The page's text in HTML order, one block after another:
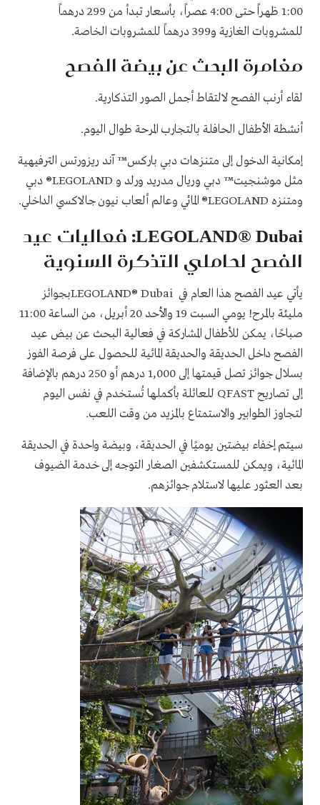
1:00 ظهراً حتى 4:00 عصراً، بأسعار تبدأ من 299 درهماً
للمشروبات الغازية و399 درهماً للمشروبات الخاصة.
مغامرة البحث عن بيضة الفصح
لقاء أرنب الفصح لالتقاط أجمل الصور التذكارية.
أنشطة الأطفال الحافلة بالتجارب المرحة طوال اليوم.
إمكانية الدخول إلى متنزهات دبي باركس™ آند ريزورتس الترفيهية
مثل موشنجيت™ دبي وريال مدريد ورلد و LEGOLAND® دبي
ومتنزه LEGOLAND® المائي وعالم ألعاب نيون جالاكسي الداخلي.
LEGOLAND® Dubai: فعاليات عيد
الفصح لحاملي التذكرة السنوية
يأتي عيد الفصح هذا العام في LEGOLAND® Dubaiبجوائز
مليئة بالمرح! يومي السبت 19 والأحد 20 أبريل، من الساعة 11:00
صباحًا، يمكن للأطفال المشاركة في فعالية البحث عن بيض عيد
الفصح داخل الحديقة والحديقة المائية للحصول على فرصة الفوز
بسلال جوائز تصل قيمتها إلى 1,000 درهم أو 250 درهم بالإضافة
إلى تصاريح QFAST للعائلة بأكملها تُستخدم في نفس اليوم
لتجاوز الطوابير والاستمتاع بالمزيد من وقت اللعب.
سيتم إخفاء بيضتين يوميًا في الحديقة، وبيضة واحدة في الحديقة
المائية، ويمكن للمستكشفين الصغار التوجه إلى خدمة الضيوف
بعد العثور عليها لاستلام جوائزهم.